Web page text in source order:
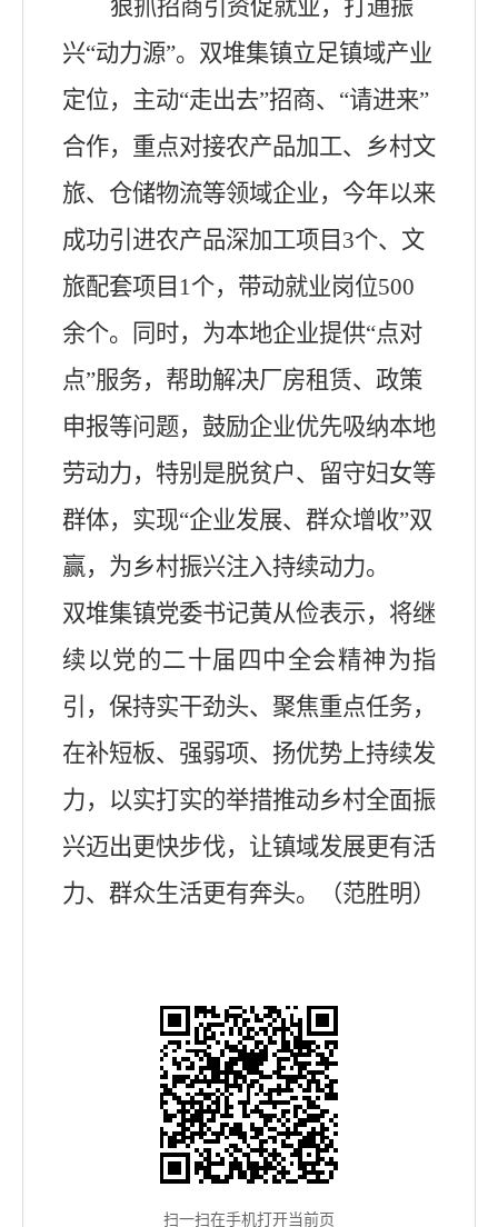
狠抓招商引资促就业，打通振
兴“动力源”。双堆集镇立足镇域产业
定位，主动“走出去”招商、“请进来”
合作，重点对接农产品加工、乡村文
旅、仓储物流等领域企业，今年以来
成功引进农产品深加工项目3个、文
旅配套项目1个，带动就业岗位500
余个。同时，为本地企业提供“点对
点”服务，帮助解决厂房租赁、政策
申报等问题，鼓励企业优先吸纳本地
劳动力，特别是脱贫户、留守妇女等
群体，实现“企业发展、群众增收”双
赢，为乡村振兴注入持续动力。
双堆集镇党委书记黄从俭表示，将继
续以党的二十届四中全会精神为指
引，保持实干劲头、聚焦重点任务，
在补短板、强弱项、扬优势上持续发
力，以实打实的举措推动乡村全面振
兴迈出更快步伐，让镇域发展更有活
力、群众生活更有奔头。（范胜明）
扫一扫在手机打开当前页